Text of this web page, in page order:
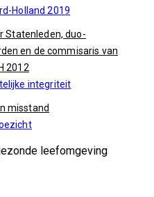
Holland 2019
Statenleden, duo-
en de commisaris van
2012
integriteit
misstand
leefomgeving